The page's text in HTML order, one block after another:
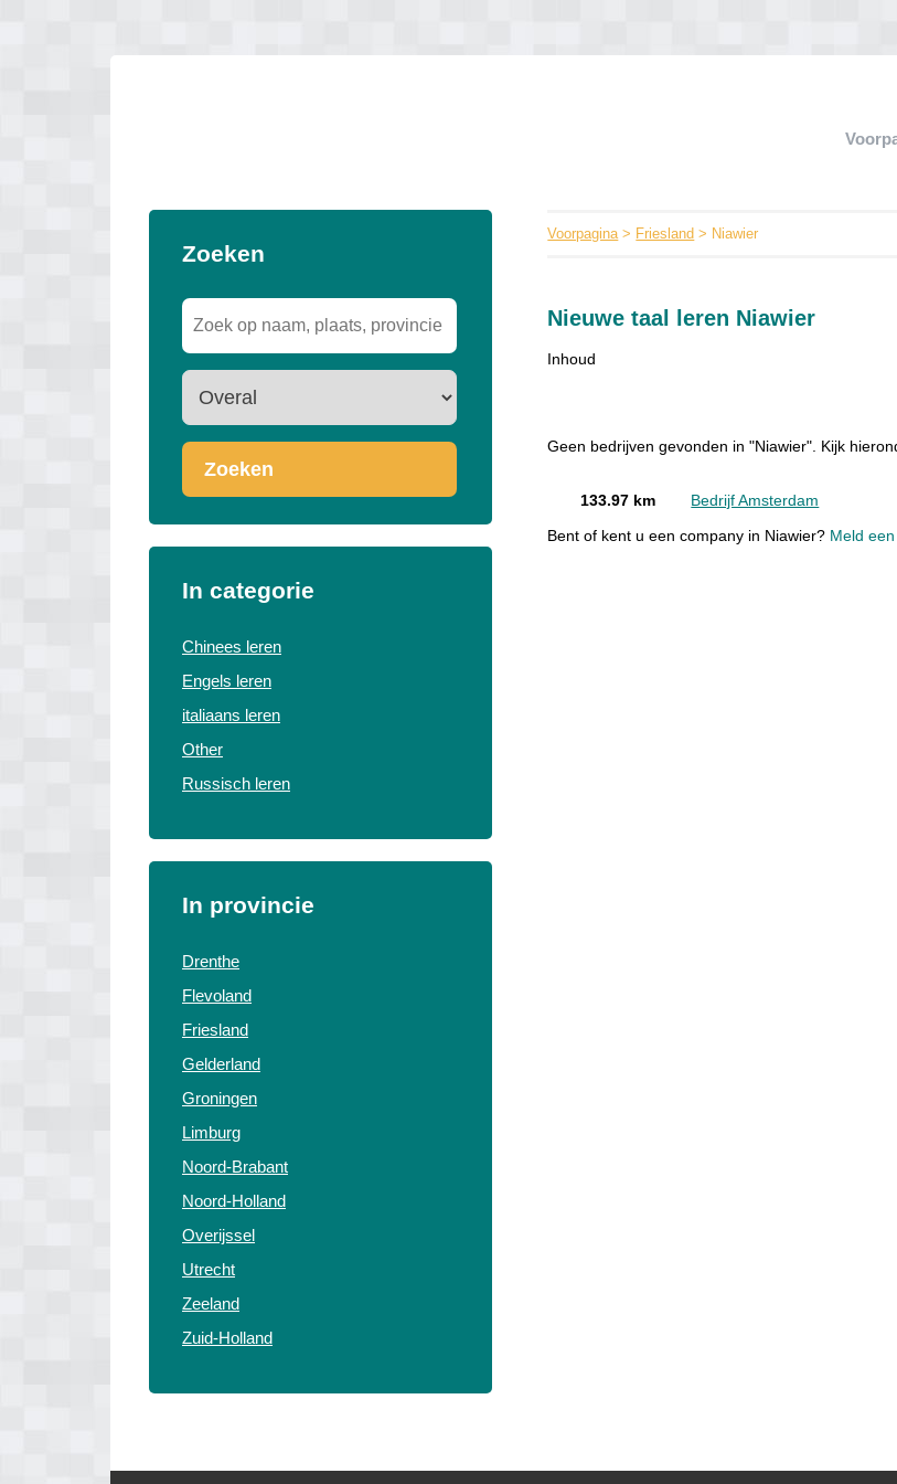
Zoeken
Zoeken
In categorie
Chinees leren
Engels leren
italiaans leren
Other
Russisch leren
In provincie
Drenthe
Flevoland
Friesland
Gelderland
Groningen
Limburg
Noord-Brabant
Noord-Holland
Overijssel
Utrecht
Zeeland
Zuid-Holland
Voorpagina> Friesland > Niawier
Nieuwe taal leren Niawier
Inhoud
Geen bedrijven gevonden in "Niawier". Kijk
133.97 km Bedrijf Amsterdam
Bent of kent u een company in Niawier? Meld